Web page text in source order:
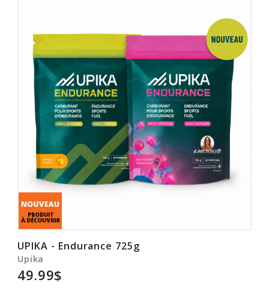
UPIKA - Endurance 725g
Upika
49.99$